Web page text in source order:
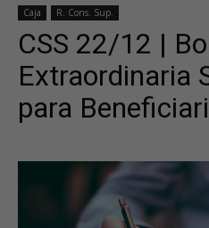
Caja R. Cons. Sup.
CSS 22/12 |
Extraordinaria
para